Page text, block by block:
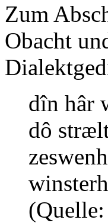
Zum
Obacht
dîn hâr
dô
(Quelle: